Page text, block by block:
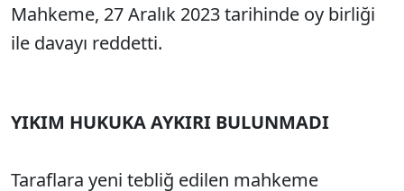
Mahkeme, 27 Aralık 2023 tarihinde oy birliği
ile davayı reddetti.
YIKIM HUKUKA AYKIRI BULUNMADI
Taraflara yeni tebliğ edilen mahkeme